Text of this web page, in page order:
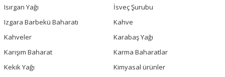
Isırgan Yağı
İsveç Şurubu
Izgara Barbekü Baharatı
Kahve
Kahveler
Karabaş Yağı
Karışım Baharat
Karma Baharatlar
Kekik Yağı
Kimyasal ürünler